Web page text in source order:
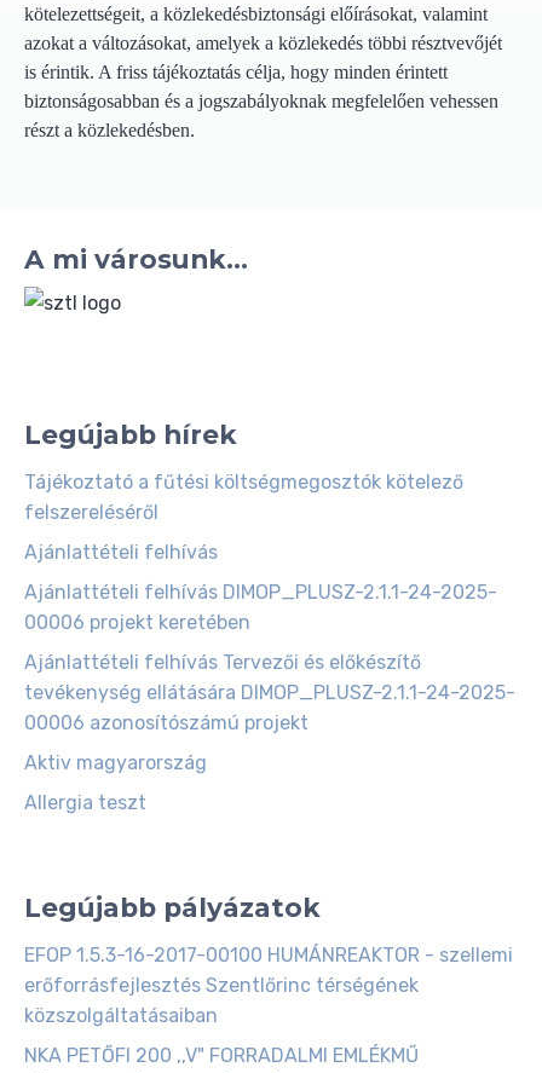
kötelezettségeit, a közlekedésbiztonsági előírásokat, valamint
azokat a változásokat, amelyek a közlekedés többi résztvevőjét
is érintik. A friss tájékoztatás célja, hogy minden érintett
biztonságosabban és a jogszabályoknak megfelelően vehessen
részt a közlekedésben.
A mi városunk...
Legújabb hírek
Tájékoztató a fűtési költségmegosztók kötelező
felszereléséről
Ajánlattételi felhívás
Ajánlattételi felhívás DIMOP_PLUSZ-2.1.1-24-2025-
00006 projekt keretében
Ajánlattételi felhívás Tervezői és előkészítő
tevékenység ellátására DIMOP_PLUSZ-2.1.1-24-2025-
00006 azonosítószámú projekt
Aktiv magyarország
Allergia teszt
Legújabb pályázatok
EFOP 1.5.3-16-2017-00100 HUMÁNREAKTOR - szellemi
erőforrásfejlesztés Szentlőrinc térségének
közszolgáltatásaiban
NKA PETŐFI 200 ,,V" FORRADALMI EMLÉKMŰ